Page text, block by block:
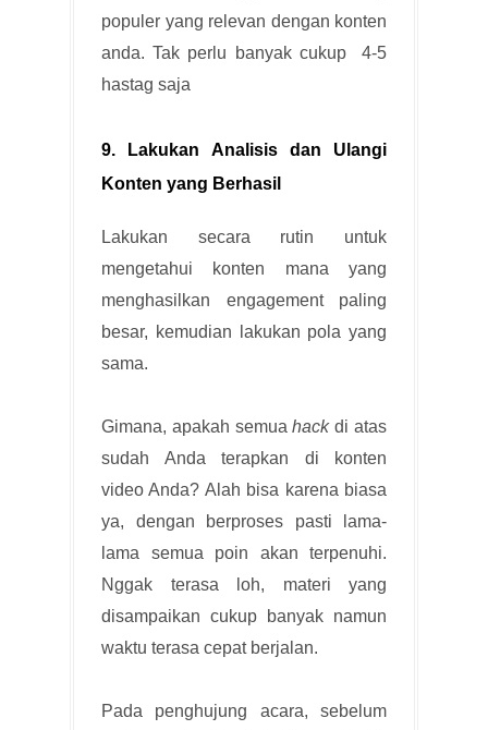
populer yang relevan dengan konten
anda. Tak perlu banyak cukup 4-5
hastag saja
9. Lakukan Analisis dan Ulangi
Konten yang Berhasil
Lakukan secara rutin untuk
mengetahui konten mana yang
menghasilkan engagement paling
besar, kemudian lakukan pola yang
sama.
Gimana, apakah semuahackdi atas
sudah Anda terapkan di konten
video Anda? Alah bisa karena biasa
ya, dengan berproses pasti lama-
lama semua poin akan terpenuhi.
Nggak terasa loh, materi yang
disampaikan cukup banyak namun
waktu terasa cepat berjalan.
Pada penghujung acara, sebelum